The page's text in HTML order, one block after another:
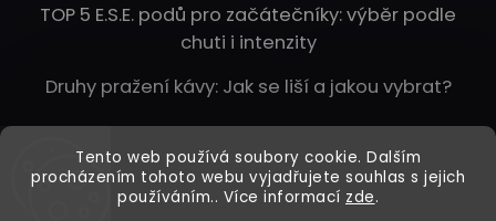
Tento web používá soubory cookie. Dalším
procházením tohoto webu vyjadřujete souhlas s jejich
používáním.. Více informací zde.
TOP 5 E.S.E. podů pro začátečníky: výběr podle
chuti i intenzity
Druhy pražení kávy: Jak se liší a jakou vybrat?
Instagram